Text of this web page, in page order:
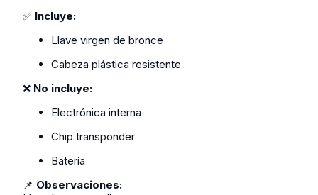
✅ Incluye:
Llave virgen de bronce
Cabeza plástica resistente
❌ No incluye:
Electrónica interna
Chip transponder
Batería
📌 Observaciones: